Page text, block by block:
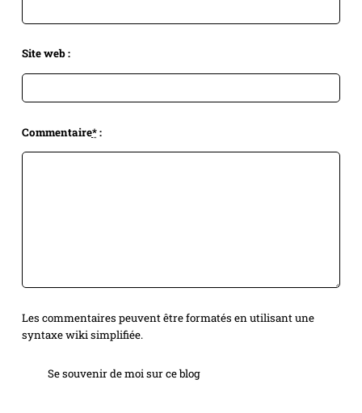
Site web :
Commentaire*:
Les commentaires peuvent être formatés en utilisant une
syntaxe wiki simplifiée.
Se souvenir de moi sur ce blog